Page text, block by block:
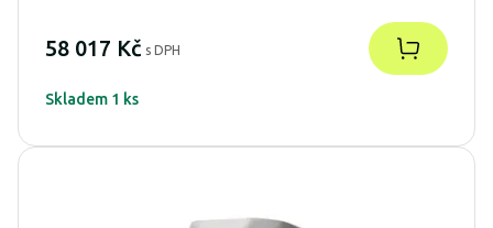
58 017 Kč s DPH
Skladem 1 ks